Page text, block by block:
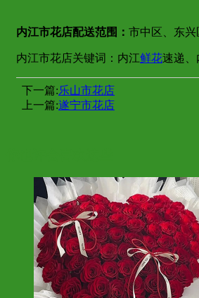
内江市花店配送范围： 市中区、东
内江市花店关键词：内江鲜花速递、
下一篇:乐山市花店
上一篇:遂宁市花店